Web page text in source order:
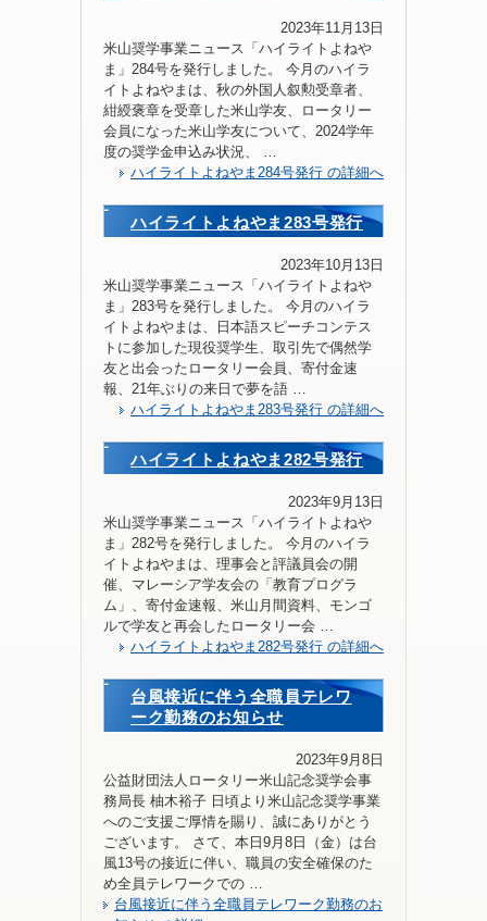
2023年11月13日
米山奨学事業ニュース「ハイライトよねや
ま」284号を発行しました。 今月のハイラ
イトよねやまは、秋の外国人叙勲受章者、
紺綬褒章を受章した米山学友、ロータリー
会員になった米山学友について、2024学年
度の奨学金申込み状況、 …
ハイライトよねやま284号発行 の詳細へ
ハイライトよねやま283号発行
2023年10月13日
米山奨学事業ニュース「ハイライトよねや
ま」283号を発行しました。 今月のハイラ
イトよねやまは、日本語スピーチコンテス
トに参加した現役奨学生、取引先で偶然学
友と出会ったロータリー会員、寄付金速
報、21年ぶりの来日で夢を語 …
ハイライトよねやま283号発行 の詳細へ
ハイライトよねやま282号発行
2023年9月13日
米山奨学事業ニュース「ハイライトよねや
ま」282号を発行しました。 今月のハイラ
イトよねやまは、理事会と評議員会の開
催、マレーシア学友会の「教育プログラ
ム」、寄付金速報、米山月間資料、モンゴ
ルで学友と再会したロータリー会 …
ハイライトよねやま282号発行 の詳細へ
台風接近に伴う全職員テレワ
ーク勤務のお知らせ
2023年9月8日
公益財団法人ロータリー米山記念奨学会事
務局長 柚木裕子 日頃より米山記念奨学事業
へのご支援ご厚情を賜り、誠にありがとう
ございます。 さて、本日9月8日（金）は台
風13号の接近に伴い、職員の安全確保のた
め全員テレワークでの …
台風接近に伴う全職員テレワーク勤務のお